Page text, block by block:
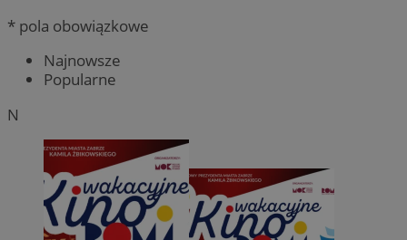
* pola obowiązkowe
Najnowsze
Popularne
N